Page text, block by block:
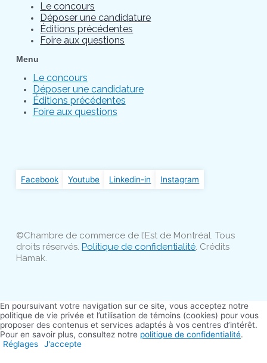
Le concours
Déposer une candidature
Éditions précédentes
Foire aux questions
Menu
Le concours
Déposer une candidature
Éditions précédentes
Foire aux questions
Facebook Youtube Linkedin-in Instagram
©Chambre de commerce de l’Est de Montréal. Tous
droits réservés.Politique de confidentialité. Crédits
Hamak.
En poursuivant votre navigation sur ce site, vous acceptez notre
politique de vie privée et l’utilisation de témoins (cookies) pour vous
proposer des contenus et services adaptés à vos centres d’intérêt.
Pour en savoir plus, consultez notre politique de confidentialité.
Réglages
J'accepte